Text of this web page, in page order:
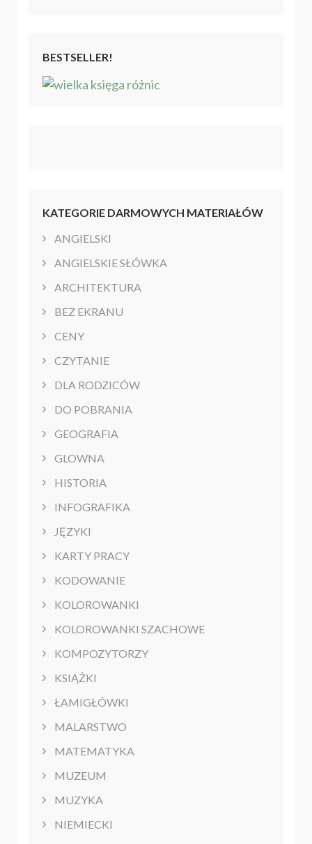
BESTSELLER!
KATEGORIE DARMOWYCH MATERIAŁÓW
ANGIELSKI
ANGIELSKIE SŁÓWKA
ARCHITEKTURA
BEZ EKRANU
CENY
CZYTANIE
DLA RODZICÓW
DO POBRANIA
GEOGRAFIA
GLOWNA
HISTORIA
INFOGRAFIKA
JĘZYKI
KARTY PRACY
KODOWANIE
KOLOROWANKI
KOLOROWANKI SZACHOWE
KOMPOZYTORZY
KSIĄŻKI
ŁAMIGŁÓWKI
MALARSTWO
MATEMATYKA
MUZEUM
MUZYKA
NIEMIECKI